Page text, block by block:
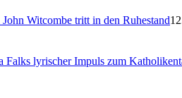
Witcombe tritt in den Ruhestand
Falks lyrischer Impuls zum